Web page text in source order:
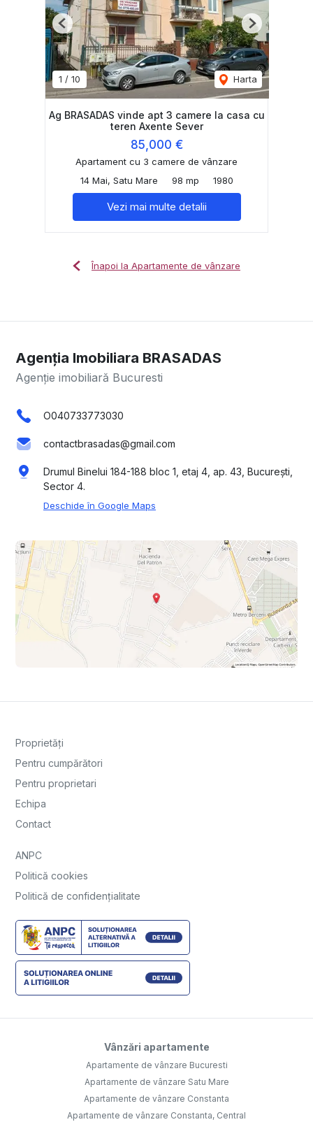
1 / 10 Harta
Previous Next
Ag BRASADAS vinde apt 3 camere la casa cu
teren Axente Sever
85,000 €
Apartament cu 3 camere de vânzare
14 Mai, Satu Mare
98 mp 1980
Vezi mai multe detalii
Înapoi la Apartamente de vânzare
Agenția Imobiliara BRASADAS
Agenție imobiliară Bucuresti
O040733773030
contactbrasadas@gmail.com
Drumul Binelui 184-188 bloc 1, etaj 4, ap. 43, București,
Sector 4.
Deschide în Google Maps
Proprietăți
Pentru cumpărători
Pentru proprietari
Echipa
Contact
ANPC
Politică cookies
Politică de confidențialitate
Vânzări apartamente
Apartamente de vânzare Bucuresti
Apartamente de vânzare Satu Mare
Apartamente de vânzare Constanta
Apartamente de vânzare Constanta, Central